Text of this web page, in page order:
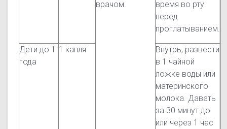
врачом.
время во рту
перед
проглатыванием.
Дети до 1
года
1 капля
Внутрь, развести
в 1 чайной
ложке воды или
материнского
молока. Давать
за 30 минут до
или через 1 час